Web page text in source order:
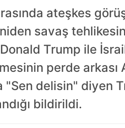
ateşkes
savaş
Trump ile
perde arkası
"Sen delisin" diyen
bildirildi.